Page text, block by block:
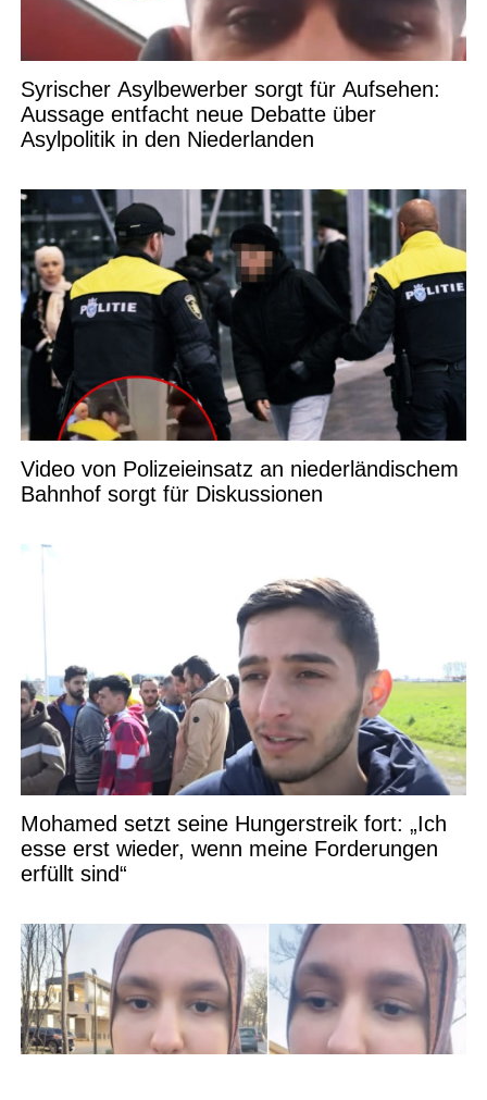
Syrischer Asylbewerber sorgt für Aufsehen:
Aussage entfacht neue Debatte über
Asylpolitik in den Niederlanden
Video von Polizeieinsatz an niederländischem
Bahnhof sorgt für Diskussionen
Mohamed setzt seine Hungerstreik fort: „Ich
esse erst wieder, wenn meine Forderungen
erfüllt sind“